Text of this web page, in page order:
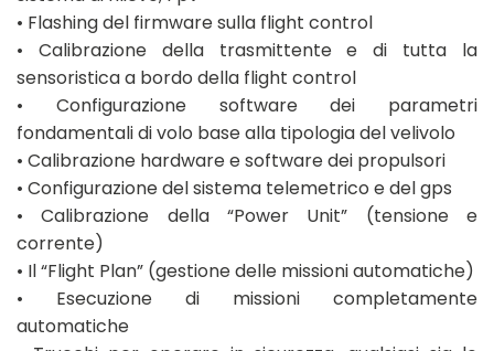
• Flashing del firmware sulla flight control
• Calibrazione della trasmittente e di tutta la
sensoristica a bordo della flight control
• Configurazione software dei parametri
fondamentali di volo base alla tipologia del velivolo
• Calibrazione hardware e software dei propulsori
• Configurazione del sistema telemetrico e del gps
• Calibrazione della “Power Unit” (tensione e
corrente)
• Il “Flight Plan” (gestione delle missioni automatiche)
• Esecuzione di missioni completamente
automatiche